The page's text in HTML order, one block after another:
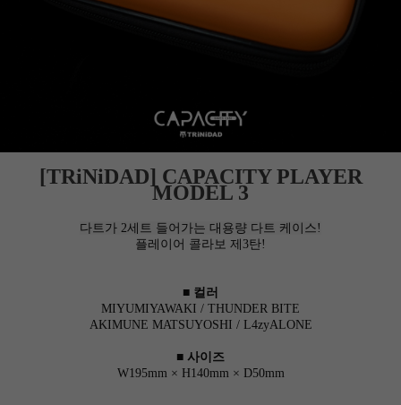
[TRiNiDAD] CAPACITY PLAYER
MODEL 3
다트가 2세트 들어가는 대용량 다트 케이스!
플레이어 콜라보 제3탄!
■ 컬러
MIYUMIYAWAKI / THUNDER BITE
AKIMUNE MATSUYOSHI / L4zyALONE
■ 사이즈
W195mm × H140mm × D50mm